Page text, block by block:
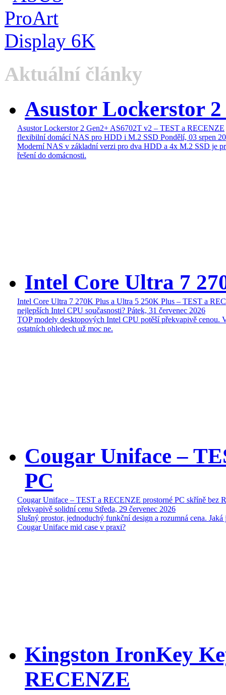
Aktuální články
Asustor Lockerstor
Asustor Lockerstor 2 Gen2+ AS6702T v2 – TEST a RECENZE
flexibilní domácí NAS pro HDD i M.2 SSD Pondělí, 03 srpen
Moderní NAS v základní verzi pro dva HDD a 4x M.2 SSD je
řešení do domácnosti.
Intel Core Ultra 7
Intel Core Ultra 7 270K Plus a Ultra 5 250K Plus – TEST a
nejlepších Intel CPU současnosti? Pátek, 31 červenec 2026
TOP modely desktopových Intel CPU potěší překvapivě cenou.
ostatních ohledech už moc ne.
Cougar Uniface –
PC
Cougar Uniface – TEST a RECENZE prostorné PC skříně bez
překvapivě solidní cenu Středa, 29 červenec 2026
Slušný prostor, jednoduchý funkční design a rozumná cena. Jaká
Cougar Uniface mid case v praxi?
Kingston IronKey
RECENZE